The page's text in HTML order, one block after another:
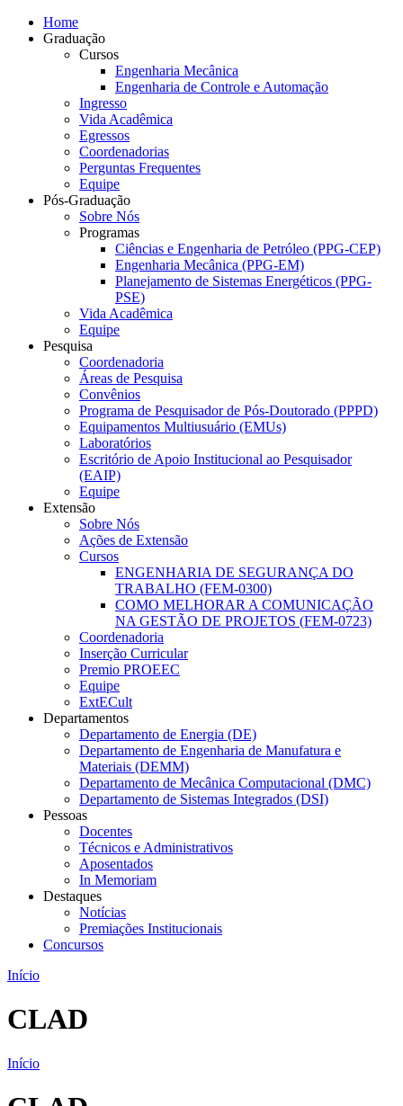
Home
Graduação
Cursos
Engenharia Mecânica
Engenharia de Controle e Automação
Ingresso
Vida Acadêmica
Egressos
Coordenadorias
Perguntas Frequentes
Equipe
Pós-Graduação
Sobre Nós
Programas
Ciências e Engenharia de Petróleo (PPG-CEP)
Engenharia Mecânica (PPG-EM)
Planejamento de Sistemas Energéticos (PPG-
PSE)
Vida Acadêmica
Equipe
Pesquisa
Coordenadoria
Áreas de Pesquisa
Convênios
Programa de Pesquisador de Pós-Doutorado (PPPD)
Equipamentos Multiusuário (EMUs)
Laboratórios
Escritório de Apoio Institucional ao Pesquisador
(EAIP)
Equipe
Extensão
Sobre Nós
Ações de Extensão
Cursos
ENGENHARIA DE SEGURANÇA DO
TRABALHO (FEM-0300)
COMO MELHORAR A COMUNICAÇÃO
NA GESTÃO DE PROJETOS (FEM-0723)
Coordenadoria
Inserção Curricular
Premio PROEEC
Equipe
ExtECult
Departamentos
Departamento de Energia (DE)
Departamento de Engenharia de Manufatura e
Materiais (DEMM)
Departamento de Mecânica Computacional (DMC)
Departamento de Sistemas Integrados (DSI)
Pessoas
Docentes
Técnicos e Administrativos
Aposentados
In Memoriam
Destaques
Notícias
Premiações Institucionais
Concursos
Início
CLAD
Início